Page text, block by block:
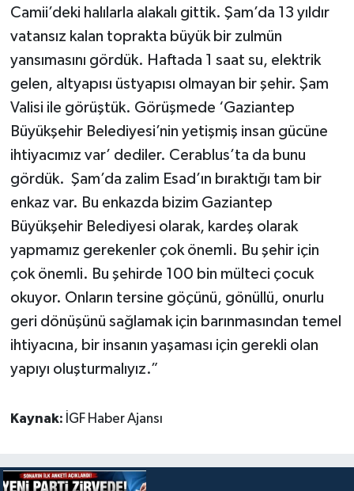
Camii’deki halılarla alakalı gittik. Şam’da 13 yıldır
vatansız kalan toprakta büyük bir zulmün
yansımasını gördük. Haftada 1 saat su, elektrik
gelen, altyapısı üstyapısı olmayan bir şehir. Şam
Valisi ile görüştük. Görüşmede ‘Gaziantep
Büyükşehir Belediyesi’nin yetişmiş insan gücüne
ihtiyacımız var’ dediler. Cerablus’ta da bunu
gördük. Şam’da zalim Esad’ın bıraktığı tam bir
enkaz var. Bu enkazda bizim Gaziantep
Büyükşehir Belediyesi olarak, kardeş olarak
yapmamız gerekenler çok önemli. Bu şehir için
çok önemli. Bu şehirde 100 bin mülteci çocuk
okuyor. Onların tersine göçünü, gönüllü, onurlu
geri dönüşünü sağlamak için barınmasından temel
ihtiyacına, bir insanın yaşaması için gerekli olan
yapıyı oluşturmalıyız.”
Kaynak: İGF Haber Ajansı